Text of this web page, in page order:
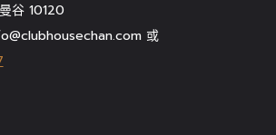
谷 10120
或